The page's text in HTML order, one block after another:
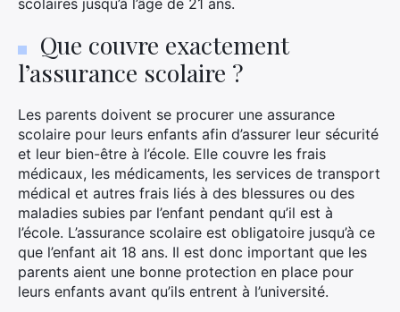
scolaires jusqu’à l’âge de 21 ans.
Que couvre exactement
l’assurance scolaire ?
Les parents doivent se procurer une assurance
scolaire pour leurs enfants afin d’assurer leur sécurité
et leur bien-être à l’école. Elle couvre les frais
médicaux, les médicaments, les services de transport
médical et autres frais liés à des blessures ou des
maladies subies par l’enfant pendant qu’il est à
l’école. L’assurance scolaire est obligatoire jusqu’à ce
que l’enfant ait 18 ans. Il est donc important que les
parents aient une bonne protection en place pour
leurs enfants avant qu’ils entrent à l’université.